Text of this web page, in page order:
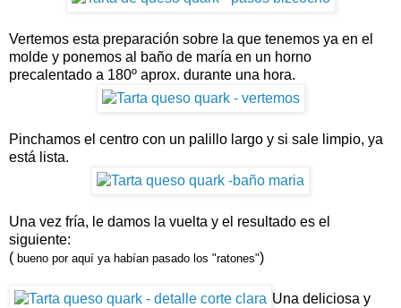
Vertemos esta preparación sobre la que tenemos ya en el
molde y ponemos al baño de maría en un horno
precalentado a 180º aprox. durante una hora.
Pinchamos el centro con un palillo largo y si sale limpio, ya
está lista.
Una vez fría, le damos la vuelta y el resultado es el
siguiente:
( bueno por aquí ya habían pasado los "ratones")
Una deliciosa y